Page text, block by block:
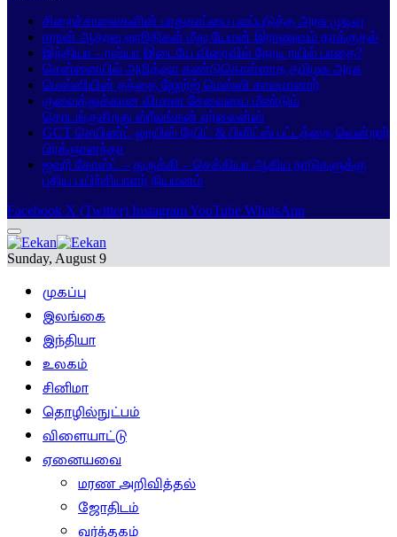
சிறைச்சாலைகளின் பாதுகாப்பை பலப்படுத்த அரசு முடிவு
ஈரான் ஆதரவு ஹூதிகள் மீது யேமன் இராணுவம் தாக்குதல்
இந்தியா – ரஷ்யா இடையே விரைவில் நேரடி ரயில் பாதை?
சென்னையில் அமித்ஷா கண்டுகொள்ளாத தமிழக அரசு
மெஸ்ஸியின் தந்தை ஜோர்ஜ் மெஸ்ஸி காலமானார்
குவைத்துக்கான விமான சேவையை மீண்டும்
தொடங்குகிறது ஸ்ரீலங்கன் ஏர்லைன்ஸ்
GCT செயிண்ட் லூயிஸ் ரேபிட் & பிளிட்ஸ் பட்டத்தை வென்றார்
பிரக்ஞானந்தா
ஐவரி கோஸ்ட் – துருக்கி – செக்கியா ஆகிய நாடுகளுக்கு
புதிய பயிற்சியாளர் நியமனம்
Facebook X (Twitter) InstagramYouTube WhatsApp
Sunday, August 9
முகப்பு
இலங்கை
இந்தியா
உலகம்
சினிமா
தொழில்நுட்பம்
விளையாட்டு
ஏனையவை
மரண அறிவித்தல்
ஜோதிடம்
வர்த்தகம்